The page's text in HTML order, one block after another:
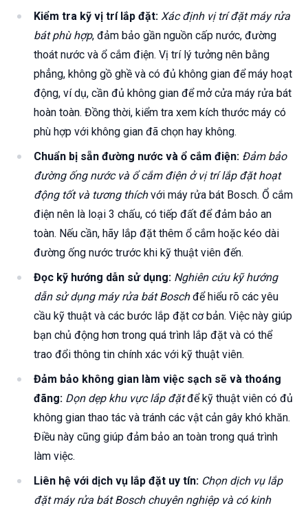
Kiểm tra kỹ vị trí lắp đặt: Xác định vị trí đặt máy rửa
bát phù hợp, đảm bảo gần nguồn cấp nước, đường
thoát nước và ổ cắm điện. Vị trí lý tưởng nên bằng
phẳng, không gồ ghề và có đủ không gian để máy hoạt
động, ví dụ, cần đủ không gian để mở cửa máy rửa bát
hoàn toàn. Đồng thời, kiểm tra xem kích thước máy có
phù hợp với không gian đã chọn hay không.
Chuẩn bị sẵn đường nước và ổ cắm điện: Đảm bảo
đường ống nước và ổ cắm điện ở vị trí lắp đặt hoạt
động tốt và tương thíchvới máy rửa bát Bosch. Ổ cắm
điện nên là loại 3 chấu, có tiếp đất để đảm bảo an
toàn. Nếu cần, hãy lắp đặt thêm ổ cắm hoặc kéo dài
đường ống nước trước khi kỹ thuật viên đến.
Đọc kỹ hướng dẫn sử dụng: Nghiên cứu kỹ hướng
dẫn sử dụng máy rửa bát Boschđể hiểu rõ các yêu
cầu kỹ thuật và các bước lắp đặt cơ bản. Việc này giúp
bạn chủ động hơn trong quá trình lắp đặt và có thể
trao đổi thông tin chính xác với kỹ thuật viên.
Đảm bảo không gian làm việc sạch sẽ và thoáng
đãng: Dọn dẹp khu vực lắp đặtđể kỹ thuật viên có đủ
không gian thao tác và tránh các vật cản gây khó khăn.
Điều này cũng giúp đảm bảo an toàn trong quá trình
làm việc.
Liên hệ với dịch vụ lắp đặt uy tín: Chọn dịch vụ lắp
đặt máy rửa bát Bosch chuyên nghiệp và có kinh